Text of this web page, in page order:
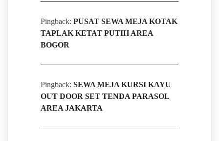
Pingback: PUSAT SEWA MEJA KOTAK
TAPLAK KETAT PUTIH AREA
BOGOR
Pingback: SEWA MEJA KURSI KAYU
OUT DOOR SET TENDA PARASOL
AREA JAKARTA